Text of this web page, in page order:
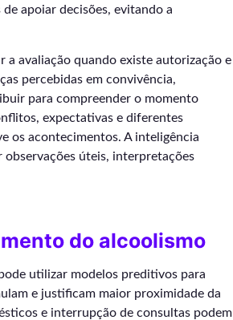
apoiar decisões, evitando a
a avaliação quando existe autorização e
percebidas em convivência,
para compreender o momento
expectativas e diferentes
os acontecimentos. A inteligência
úteis, interpretações
do alcoolismo
utilizar modelos preditivos para
e justificam maior proximidade da
e interrupção de consultas podem